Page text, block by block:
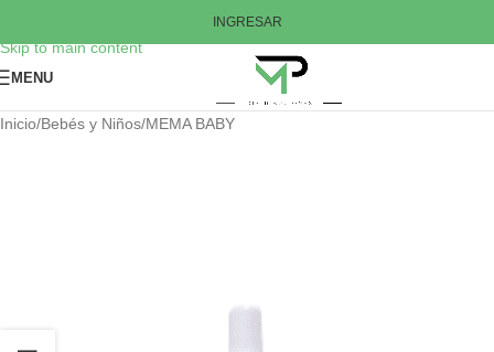
Skip to main content
INGRESAR
MENU
Inicio/Bebés y Niños/MEMA BABY